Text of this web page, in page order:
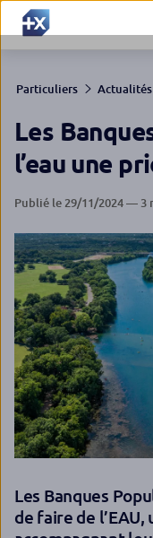
Particuliers
Les
l’eau une
Publié le 29/11/2024 — 3
Les Banques
de faire de